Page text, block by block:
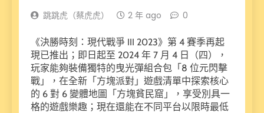
跳跳虎（蔡虎虎） 2 年 ago 0
《決勝時刻：現代戰爭 III 2023》第 4 賽季再起
現已推出；即日起至 2024 年 7 月 4 日（四），
玩家能夠裝備獨特的曳光彈組合包「8 位元閃擊
戰」，在全新「方塊派對」遊戲清單中探索核心
的 6 對 6 變體地圖「方塊貧民窟」，享受別具一
格的遊戲樂趣；現在還能在不同平台以限時最低